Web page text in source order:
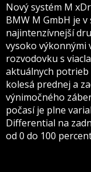
Nový systém M
BMW M GmbH je
najintenzívnejší
vysoko výkonnými
rozvodovku s
aktuálnych
kolesá prednej a
výnimočného
počasí je plne
Differential na
od 0 do 100